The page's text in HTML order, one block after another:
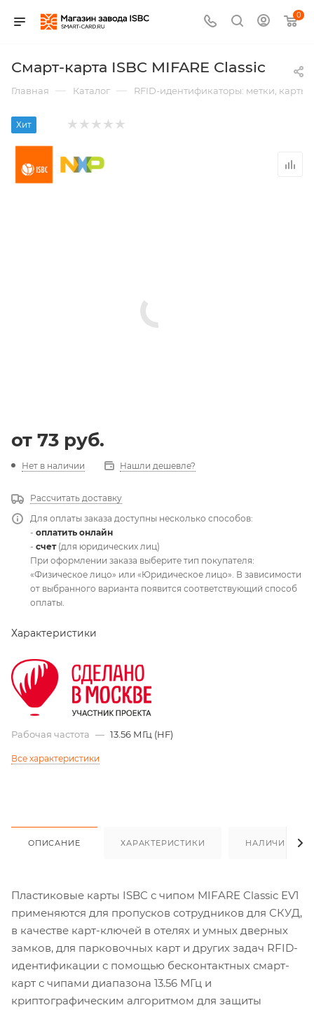
0
Смарт-карта ISBC MIFARE Classic
Главная — Каталог — RFID-идентификаторы: метки,
Хит
от 73 руб.
Нет в наличии Нашли дешевле?
Рассчитать доставку
Для оплаты заказа доступны несколько способов:
- оплатить онлайн
- счет(для юридических лиц)
При оформлении заказа выберите тип покупателя:
«Физическое лицо» или «Юридическое лицо». В зависимости
от выбранного варианта появится соответствующий способ
оплаты.
Характеристики
Рабочая частота — 13.56 МГц (HF)
Все характеристики
ОПИСАНИЕ ХАРАКТЕРИСТИКИ НАЛИЧИЕ
Пластиковые карты ISBC с чипом MIFARE Classic EV1
применяются для пропусков сотрудников для СКУД,
в качестве карт-ключей в отелях и умных дверных
замков, для парковочных карт и других задач RFID-
идентификации с помощью бесконтактных смарт-
карт с чипами диапазона 13.56 МГц и
криптографическим алгоритмом для защиты